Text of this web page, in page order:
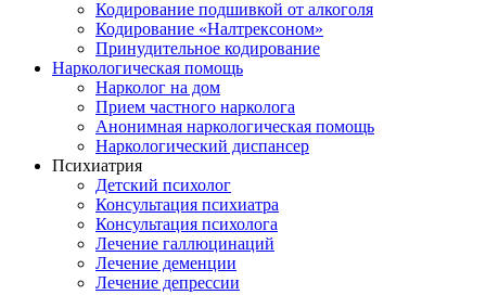
Кодирование подшивкой от алкоголя
Кодирование «Налтрексоном»
Принудительное кодирование
Наркологическая помощь
Нарколог на дом
Прием частного нарколога
Анонимная наркологическая помощь
Наркологический диспансер
Психиатрия
Детский психолог
Консультация психиатра
Консультация психолога
Лечение галлюцинаций
Лечение деменции
Лечение депрессии